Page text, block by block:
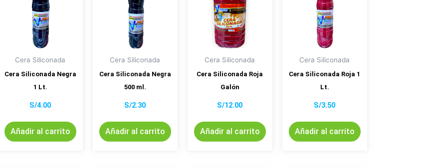
Cera Siliconada
Cera Siliconada Negra
1 Lt.
S/4.00
Añadir al carrito
Cera Siliconada
Cera Siliconada Negra
500 ml.
S/2.30
Añadir al carrito
Cera Siliconada
Cera Siliconada Roja
Galón
S/12.00
Añadir al carrito
Cera Siliconada
Cera Siliconada Roja 1
Lt.
S/3.50
Añadir al carrito